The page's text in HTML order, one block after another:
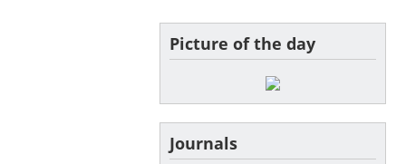
Picture of the day
Journals